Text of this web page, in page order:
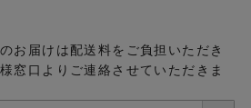
お届けは配送料をご負担いただき
窓口よりご連絡させていただきま